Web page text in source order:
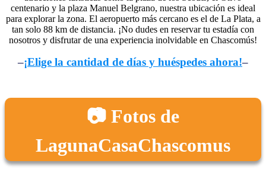
centenario y la plaza Manuel Belgrano, nuestra ubicación es ideal
para explorar la zona. El aeropuerto más cercano es el de La Plata, a
tan solo 88 km de distancia. ¡No dudes en reservar tu estadía con
nosotros y disfrutar de una experiencia inolvidable en Chascomús!
–¡Elige la cantidad de días y huéspedes ahora!–
📷 Fotos de
LagunaCasaChascomus